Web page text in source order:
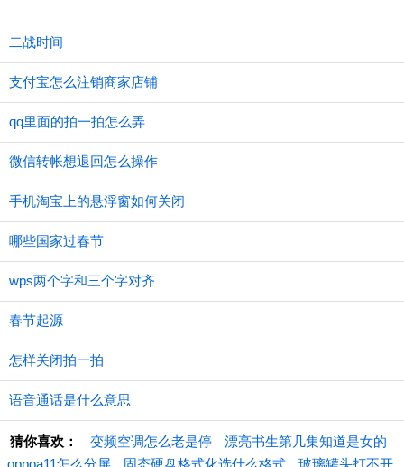
二战时间
支付宝怎么注销商家店铺
qq里面的拍一拍怎么弄
微信转帐想退回怎么操作
手机淘宝上的悬浮窗如何关闭
哪些国家过春节
wps两个字和三个字对齐
春节起源
怎样关闭拍一拍
语音通话是什么意思
猜你喜欢： 变频空调怎么老是停
漂亮书生第几集知道是女的
oppoa11怎么分屏
固态硬盘格式化选什么格式 玻璃罐头打不开